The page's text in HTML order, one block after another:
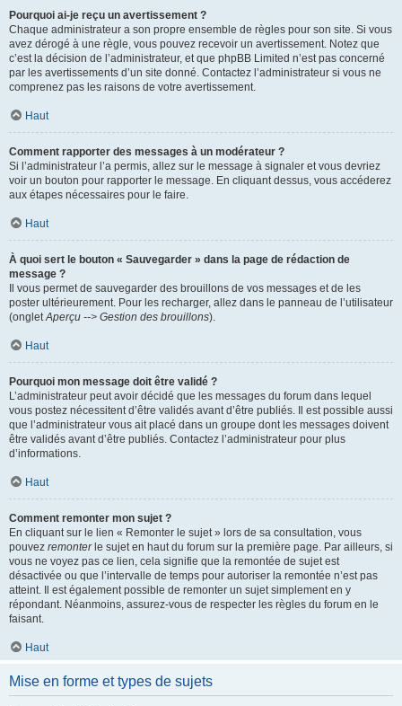
Pourquoi ai-je reçu un avertissement ?
Chaque administrateur a son propre ensemble de règles pour son site. Si vous
avez dérogé à une règle, vous pouvez recevoir un avertissement. Notez que
c’est la décision de l’administrateur, et que phpBB Limited n’est pas concerné
par les avertissements d’un site donné. Contactez l’administrateur si vous ne
comprenez pas les raisons de votre avertissement.
Haut
Comment rapporter des messages à un modérateur ?
Si l’administrateur l’a permis, allez sur le message à signaler et vous devriez
voir un bouton pour rapporter le message. En cliquant dessus, vous accéderez
aux étapes nécessaires pour le faire.
Haut
À quoi sert le bouton « Sauvegarder » dans la page de rédaction de
message ?
Il vous permet de sauvegarder des brouillons de vos messages et de les
poster ultérieurement. Pour les recharger, allez dans le panneau de l’utilisateur
(onglet Aperçu --> Gestion des brouillons).
Haut
Pourquoi mon message doit être validé ?
L’administrateur peut avoir décidé que les messages du forum dans lequel
vous postez nécessitent d’être validés avant d’être publiés. Il est possible aussi
que l’administrateur vous ait placé dans un groupe dont les messages doivent
être validés avant d’être publiés. Contactez l’administrateur pour plus
d’informations.
Haut
Comment remonter mon sujet ?
En cliquant sur le lien « Remonter le sujet » lors de sa consultation, vous
pouvez remonterle sujet en haut du forum sur la première page. Par ailleurs, si
vous ne voyez pas ce lien, cela signifie que la remontée de sujet est
désactivée ou que l’intervalle de temps pour autoriser la remontée n’est pas
atteint. Il est également possible de remonter un sujet simplement en y
répondant. Néanmoins, assurez-vous de respecter les règles du forum en le
faisant.
Haut
Mise en forme et types de sujets